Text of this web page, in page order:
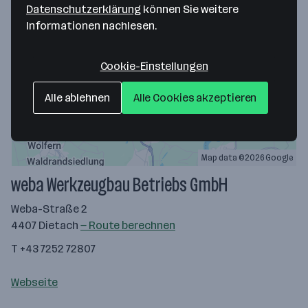
Map data ©2026 Google
weba Werkzeugbau Betriebs GmbH
Weba-Straße 2
4407 Dietach — Route berechnen
T +43 7252 72807
Webseite
Datenschutzerklärung können Sie weitere
Informationen nachlesen.
Cookie-Einstellungen
Alle ablehnen Alle Cookies akzeptieren